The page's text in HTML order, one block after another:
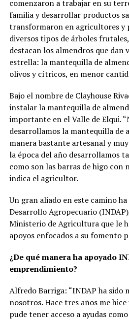
comenzaron a trabajar en su
familia y desarrollar productos
transformaron en agricultores y
diversos tipos de árboles
destacan los almendros que dan
estrella: la mantequilla de
olivos y cítricos, en menor
Bajo el nombre de Clayhouse
instalar la mantequilla de
importante en el Valle de Elqui.
desarrollamos la mantequilla de
manera bastante artesanal y
la época del año desarrollamos
como son las barras de higo con
indica el agricultor.
Un gran aliado en este camino
Desarrollo Agropecuario
Ministerio de Agricultura que le
apoyos enfocados a su fomento
¿De qué manera ha apoyado
emprendimiento?
Alfredo Barriga: “INDAP ha sido
nosotros. Hace tres años me hice
pude tener acceso a ayudas